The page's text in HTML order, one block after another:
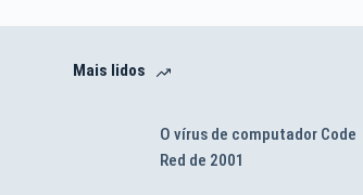
Mais lidos
O vírus de computador Code
Red de 2001